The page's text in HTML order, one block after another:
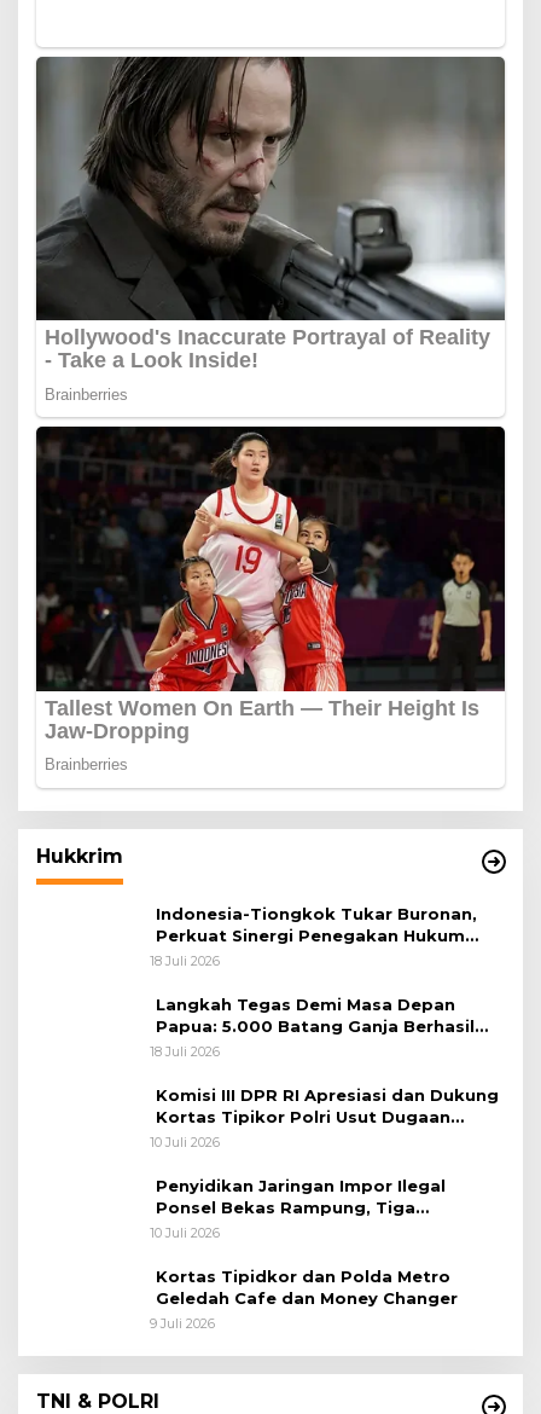
Hukkrim
Indonesia-Tiongkok Tukar Buronan,
Perkuat Sinergi Penegakan Hukum
Lintas Negara
18 Juli 2026
Langkah Tegas Demi Masa Depan
Papua: 5.000 Batang Ganja Berhasil
Diungkap Koops TNI Habema
18 Juli 2026
Komisi III DPR RI Apresiasi dan Dukung
Kortas Tipikor Polri Usut Dugaan
Korupsi Batu Bara
10 Juli 2026
Penyidikan Jaringan Impor Ilegal
Ponsel Bekas Rampung, Tiga
Tersangka Sudah P-21 dan Satu Buron
10 Juli 2026
Kortas Tipidkor dan Polda Metro
Geledah Cafe dan Money Changer
9 Juli 2026
TNI & POLRI